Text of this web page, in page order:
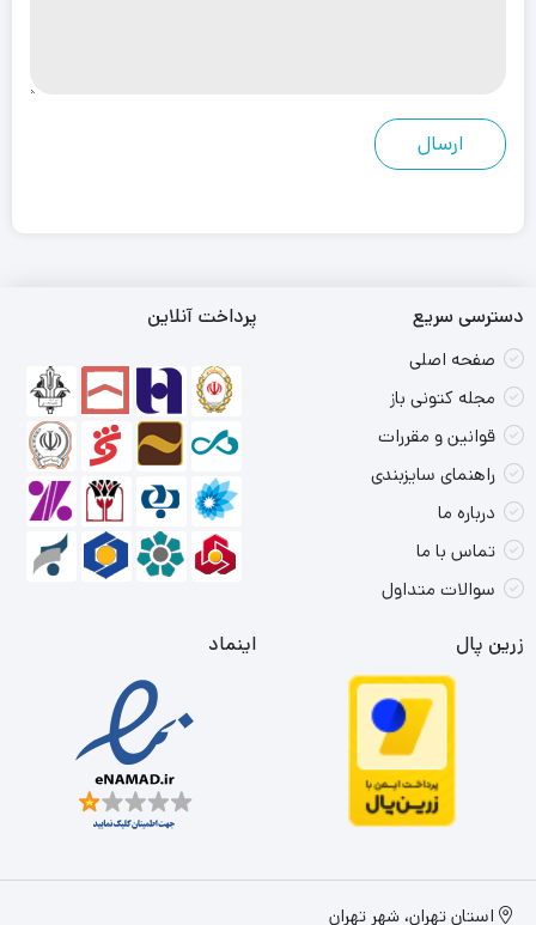
دسترسی سریع
صفحه اصلی
مجله کتونی باز
قوانین و مقررات
راهنمای سایزبندی
درباره ما
تماس با ما
سوالات متداول
پرداخت آنلاین
زرین پال اینماد
استان تهران، شهر تهران